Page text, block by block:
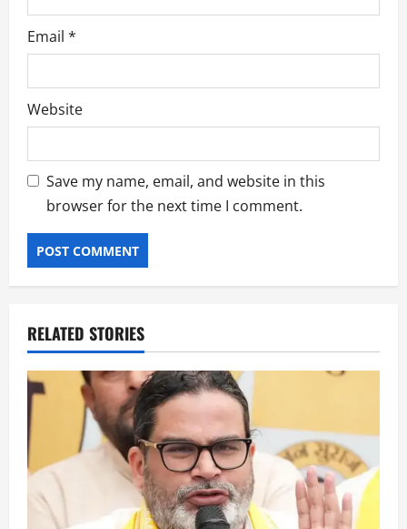
Email *
Website
Save my name, email, and website in this
browser for the next time I comment.
RELATED STORIES